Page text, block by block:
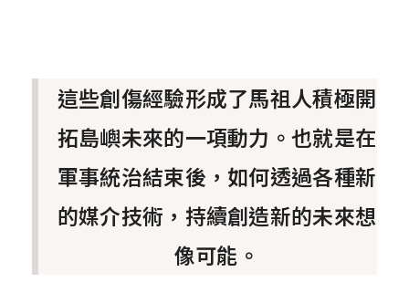
這些創傷經驗形成了馬祖人積極開
拓島嶼未來的一項動力。也就是在
軍事統治結束後，如何透過各種新
的媒介技術，持續創造新的未來想
像可能。